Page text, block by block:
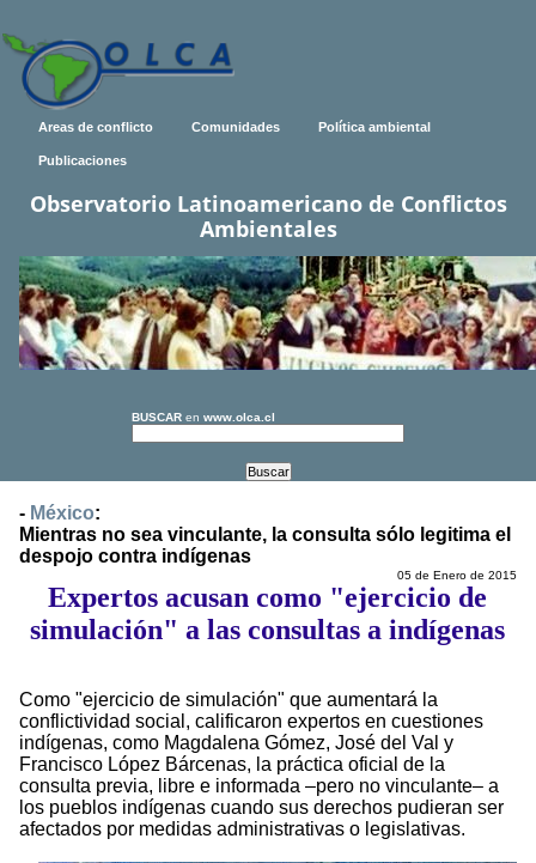
Areas de conflicto Comunidades Política ambiental
Publicaciones
Observatorio Latinoamericano de Conflictos
Ambientales
BUSCAR en www.olca.cl
- México:
Mientras no sea vinculante, la consulta sólo legitima el
despojo contra indígenas
05 de Enero de 2015
Expertos acusan como "ejercicio de
simulación" a las consultas a indígenas
Como "ejercicio de simulación" que aumentará la
conflictividad social, calificaron expertos en cuestiones
indígenas, como Magdalena Gómez, José del Val y
Francisco López Bárcenas, la práctica oficial de la
consulta previa, libre e informada –pero no vinculante– a
los pueblos indígenas cuando sus derechos pudieran ser
afectados por medidas administrativas o legislativas.